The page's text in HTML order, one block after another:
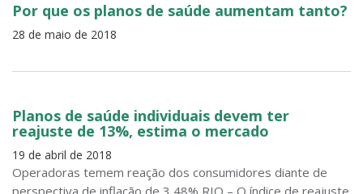
Por que os planos de saúde aumentam tanto?
28 de maio de 2018
Planos de saúde individuais devem ter
reajuste de 13%, estima o mercado
19 de abril de 2018
Operadoras temem reação dos consumidores diante de
perspectiva de inflação de 3,48% RIO – O índice de reajuste